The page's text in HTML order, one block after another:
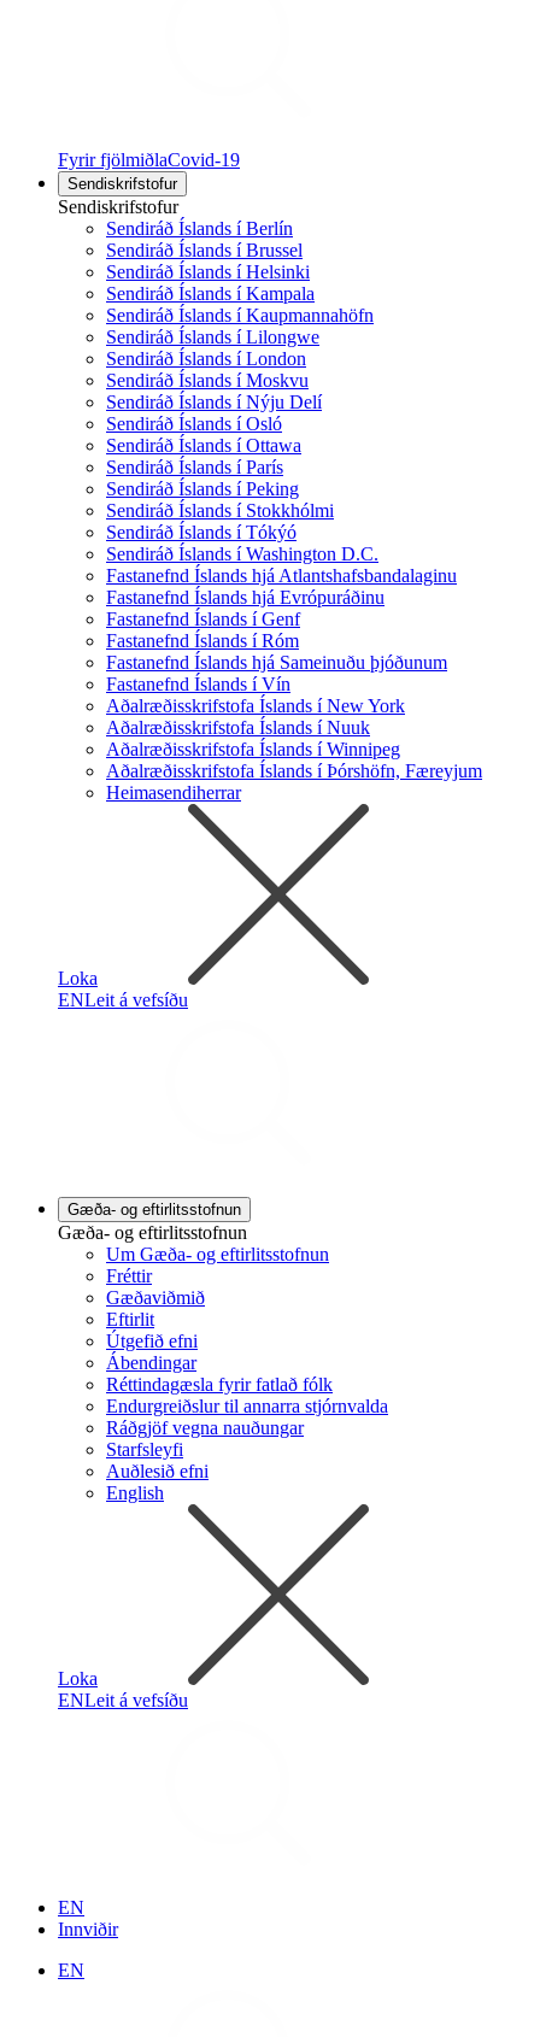
Fyrir fjölmiðlaCovid-19
Sendiskrifstofur
Sendiskrifstofur
Sendiráð Íslands í Berlín
Sendiráð Íslands í Brussel
Sendiráð Íslands í Helsinki
Sendiráð Íslands í Kampala
Sendiráð Íslands í Kaupmannahöfn
Sendiráð Íslands í Lilongwe
Sendiráð Íslands í London
Sendiráð Íslands í Moskvu
Sendiráð Íslands í Nýju Delí
Sendiráð Íslands í Osló
Sendiráð Íslands í Ottawa
Sendiráð Íslands í París
Sendiráð Íslands í Peking
Sendiráð Íslands í Stokkhólmi
Sendiráð Íslands í Tókýó
Sendiráð Íslands í Washington D.C.
Fastanefnd Íslands hjá Atlantshafsbandalaginu
Fastanefnd Íslands hjá Evrópuráðinu
Fastanefnd Íslands í Genf
Fastanefnd Íslands í Róm
Fastanefnd Íslands hjá Sameinuðu þjóðunum
Fastanefnd Íslands í Vín
Aðalræðisskrifstofa Íslands í New York
Aðalræðisskrifstofa Íslands í Nuuk
Aðalræðisskrifstofa Íslands í Winnipeg
Aðalræðisskrifstofa Íslands í Þórshöfn, Færeyjum
Heimasendiherrar
Loka
ENLeit á vefsíðu
Gæða- og eftirlitsstofnun
Gæða- og eftirlitsstofnun
Um Gæða- og eftirlitsstofnun
Fréttir
Gæðaviðmið
Eftirlit
Útgefið efni
Ábendingar
Réttindagæsla fyrir fatlað fólk
Endurgreiðslur til annarra stjórnvalda
Ráðgjöf vegna nauðungar
Starfsleyfi
Auðlesið efni
English
Loka
ENLeit á vefsíðu
EN
Innviðir
EN